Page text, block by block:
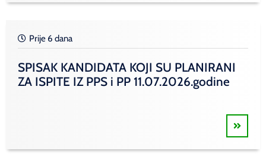
Prije 6 dana
SPISAK KANDIDATA KOJI SU PLANIRANI
ZA ISPITE IZ PPS i PP 11.07.2026.godine